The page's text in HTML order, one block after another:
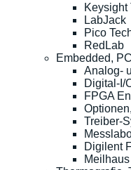
Keysight
LabJack
Pico
RedLab
Embedded,
Analog-
Digital-I/
FPGA
Treiber-
Digilent